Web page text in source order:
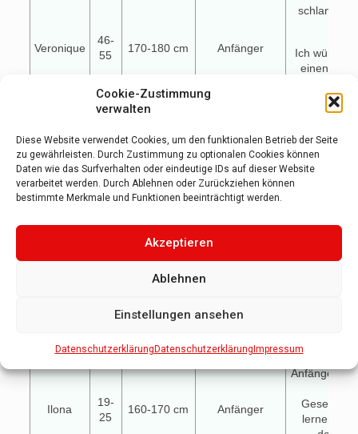
Cookie-Zustimmung
verwalten
Diese Website verwendet Cookies, um den funktionalen Betrieb der Seite
zu gewährleisten. Durch Zustimmung zu optionalen Cookies können
Daten wie das Surfverhalten oder eindeutige IDs auf dieser Website
verarbeitet werden. Durch Ablehnen oder Zurückziehen können
bestimmte Merkmale und Funktionen beeinträchtigt werden.
Akzeptieren
Ablehnen
Einstellungen ansehen
DatenschutzerklärungDatenschutzerklärungImpressum
Veronique
46-
55
170-180 cm Anfänger
schlank
Ich würde
einen
Alter oder
was den
Melde
wenn es
Liebe
Ilona
19-
25
160-170 cm Anfänger
Anfängerin.
lernen